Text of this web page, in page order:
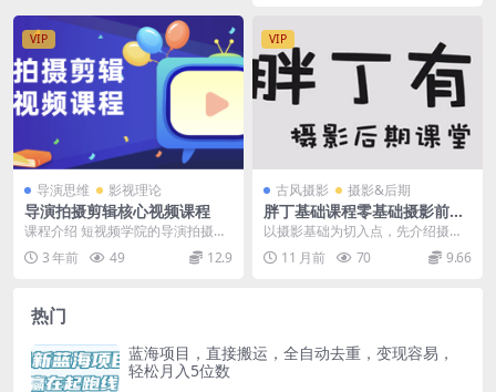
VIP
导演思维 影视理论
导演拍摄剪辑核心视频课程
课程介绍 短视频学院的导演拍摄剪
辑核心课，主要内容结合导演思
维、互联网运营经验，...
3 年前 49 12.9
VIP
古风摄影 摄影&后期
胖丁基础课程零基础摄影前期
后期
以摄影基础为切入点，先介绍摄影
前期的设备选择、基础参数设置
等，再过渡到后期处理的...
11 月前 70 9.66
热门
蓝海项目，直接搬运，全自动去重，变现容易，
轻松月入5位数